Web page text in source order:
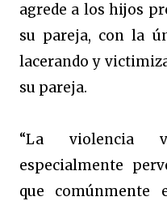
agrede a los hijos
su pareja, con la
lacerando y
su pareja.
“La violencia
especialmente
que comúnmente